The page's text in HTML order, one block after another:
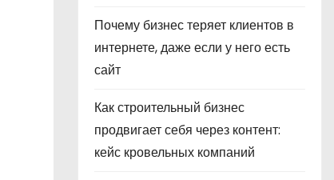
Почему бизнес теряет клиентов в
интернете, даже если у него есть
сайт
Как строительный бизнес
продвигает себя через контент:
кейс кровельных компаний